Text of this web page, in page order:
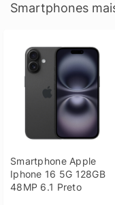
Smartphones
Smartphone Apple
Iphone 16 5G 128GB
48MP 6.1 Preto